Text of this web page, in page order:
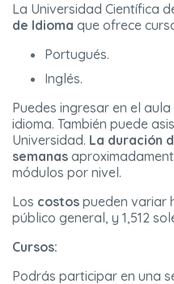
La Universidad Científica
de Idioma que ofrece
Portugués.
Inglés.
Puedes ingresar en el
idioma. También puede
Universidad. La duración
semanas
módulos por nivel.
Los costos pueden variar
público general, y 1,512
Cursos:
Podrás participar en una